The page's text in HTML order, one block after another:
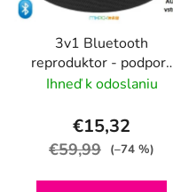
3v1 Bluetooth
reproduktor - podpora
pre hovory, aux,
Ihneď k odoslaniu
€15,32
€59,99 (–74 %)